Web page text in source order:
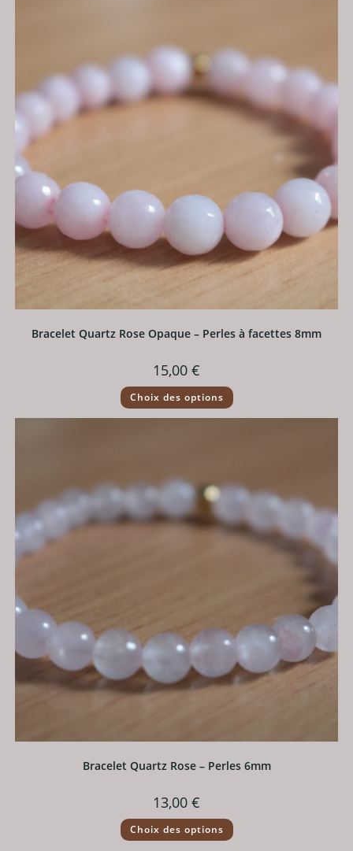
être
choisies
sur
la
page
du
produit
Bracelet Quartz Rose Opaque – Perles à facettes 8mm
15,00 €
Choix des options Ce
produit
choisies
page
du
produit
Bracelet Quartz Rose – Perles 6mm
13,00 €
Choix des options Ce
produit